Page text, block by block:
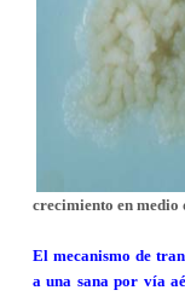
crecimiento en medio
El mecanismo de
a una sana por vía